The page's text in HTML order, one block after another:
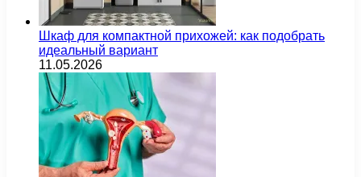
Шкаф для компактной прихожей: как подобрать
идеальный вариант
11.05.2026